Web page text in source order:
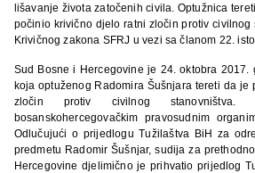
lišavanje života zatočenih civila. Optužnica
počinio krivično djelo ratni zločin protiv civilnog
Krivičnog zakona SFRJ u vezi sa članom 22.
Sud Bosne i Hercegovine je 24. oktobra 2017.
koja optuženog Radomira Šušnjara tereti da je
zločin protiv civilnog
bosanskohercegovačkim pravosudnim
Odlučujući o prijedlogu Tužilaštva BiH za
predmetu Radomir Šušnjar, sudija za
Hercegovine djelimično je prihvatio prijedlog